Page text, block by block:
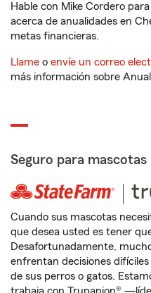
Hable con Mike Cordero
acerca de anualidades en
metas financieras.
Llame o envíe un correo
más información sobre
Seguro para mascotas
Cuando sus mascotas
que desea usted es tener
Desafortunadamente,
enfrentan decisiones
de sus perros o gatos.